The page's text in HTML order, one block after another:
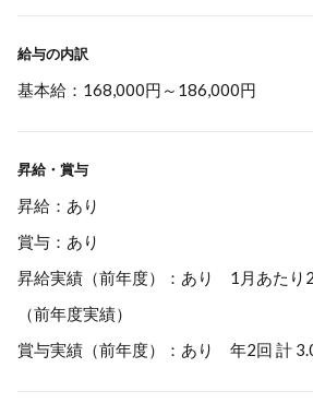
給与の内訳
基本給：168,000円～186,000円
昇給・賞与
昇給：あり
賞与：あり
昇給実績（前年度）：あり 1月あたり
（前年度実績）
賞与実績（前年度）：あり 年2回 計